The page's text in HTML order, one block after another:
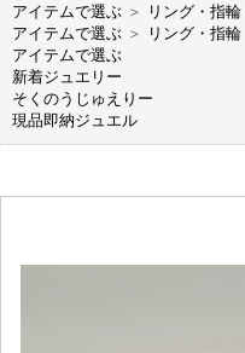
アイテムで選ぶ ＞ リング・指輪
アイテムで選ぶ ＞
リング・指輪
アイテムで選ぶ
新着ジュエリー
そくのうじゅえりー
現品即納ジュエル